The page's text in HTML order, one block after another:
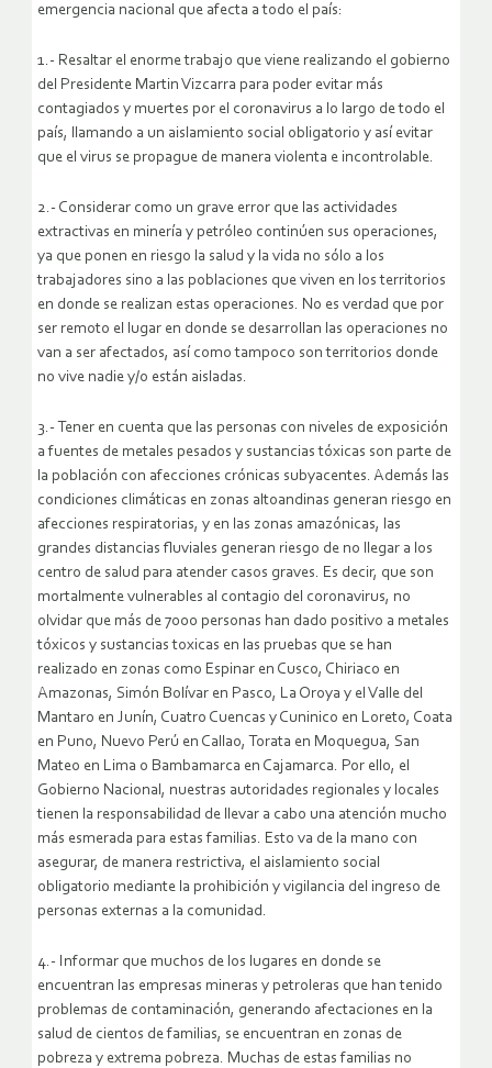
emergencia nacional que afecta a todo el país:
1.- Resaltar el enorme trabajo que viene realizando el gobierno
del Presidente Martin Vizcarra para poder evitar más
contagiados y muertes por el coronavirus a lo largo de todo el
país, llamando a un aislamiento social obligatorio y así evitar
que el virus se propague de manera violenta e incontrolable.
2.- Considerar como un grave error que las actividades
extractivas en minería y petróleo continúen sus operaciones,
ya que ponen en riesgo la salud y la vida no sólo a los
trabajadores sino a las poblaciones que viven en los territorios
en donde se realizan estas operaciones. No es verdad que por
ser remoto el lugar en donde se desarrollan las operaciones no
van a ser afectados, así como tampoco son territorios donde
no vive nadie y/o están aisladas.
3.- Tener en cuenta que las personas con niveles de exposición
a fuentes de metales pesados y sustancias tóxicas son parte de
la población con afecciones crónicas subyacentes. Además las
condiciones climáticas en zonas altoandinas generan riesgo en
afecciones respiratorias, y en las zonas amazónicas, las
grandes distancias fluviales generan riesgo de no llegar a los
centro de salud para atender casos graves. Es decir, que son
mortalmente vulnerables al contagio del coronavirus, no
olvidar que más de 7000 personas han dado positivo a metales
tóxicos y sustancias toxicas en las pruebas que se han
realizado en zonas como Espinar en Cusco, Chiriaco en
Amazonas, Simón Bolívar en Pasco, La Oroya y el Valle del
Mantaro en Junín, Cuatro Cuencas y Cuninico en Loreto, Coata
en Puno, Nuevo Perú en Callao, Torata en Moquegua, San
Mateo en Lima o Bambamarca en Cajamarca. Por ello, el
Gobierno Nacional, nuestras autoridades regionales y locales
tienen la responsabilidad de llevar a cabo una atención mucho
más esmerada para estas familias. Esto va de la mano con
asegurar, de manera restrictiva, el aislamiento social
obligatorio mediante la prohibición y vigilancia del ingreso de
personas externas a la comunidad.
4.- Informar que muchos de los lugares en donde se
encuentran las empresas mineras y petroleras que han tenido
problemas de contaminación, generando afectaciones en la
salud de cientos de familias, se encuentran en zonas de
pobreza y extrema pobreza. Muchas de estas familias no